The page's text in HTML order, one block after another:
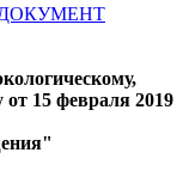
от 15 февраля 2019